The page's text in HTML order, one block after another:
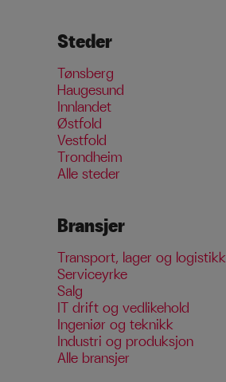
Steder
Tønsberg
Haugesund
Innlandet
Østfold
Vestfold
Trondheim
Alle steder
Bransjer
Transport, lager og logistikk
Serviceyrke
Salg
IT drift og vedlikehold
Ingeniør og teknikk
Industri og produksjon
Alle bransjer